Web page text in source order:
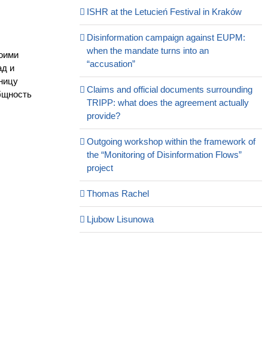
и
ISHR at the Letucień Festival in Kraków
Disinformation campaign against EUPM:
when the mandate turns into an
“accusation”
Claims and official documents surrounding
TRIPP: what does the agreement actually
provide?
Outgoing workshop within the framework of
the “Monitoring of Disinformation Flows”
project
Thomas Rachel
Ljubow Lisunowa